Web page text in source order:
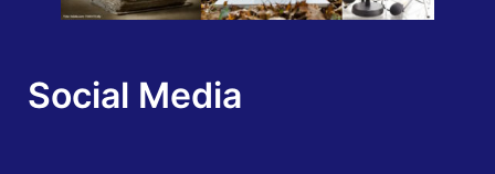
Social Media